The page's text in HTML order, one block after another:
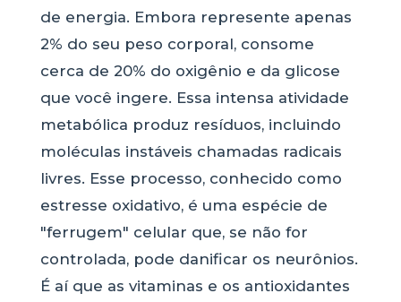
de energia. Embora represente apenas
2% do seu peso corporal, consome
cerca de 20% do oxigênio e da glicose
que você ingere. Essa intensa atividade
metabólica produz resíduos, incluindo
moléculas instáveis chamadas radicais
livres. Esse processo, conhecido como
estresse oxidativo, é uma espécie de
"ferrugem" celular que, se não for
controlada, pode danificar os neurônios.
É aí que as vitaminas e os antioxidantes